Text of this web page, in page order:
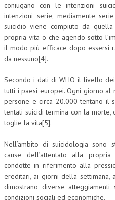
coniugano con le intenzioni
intenzioni serie, mediamente
suicidio viene compiuto da
propria vita o che agendo sotto
il modo più efficace dopo essersi
da nessuno[4].
Secondo i dati di WHO il livello
tutti i paesi europei. Ogni giorno
persone e circa 20.000 tentano il
tentati suicidi termina con la
toglie la vita[5].
Nell’ambito di suicidologia sono
cause dell’attentato alla
condotte in riferimento alla
ereditari, ai giorni della settimana,
dimostrano diverse
condizioni sociali ed economiche.